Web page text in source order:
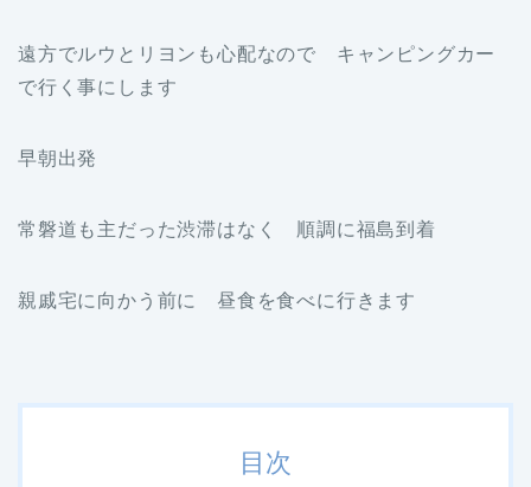
遠方でルウとリヨンも心配なので キャンピングカー
で行く事にします
早朝出発
常磐道も主だった渋滞はなく 順調に福島到着
親戚宅に向かう前に 昼食を食べに行きます
目次